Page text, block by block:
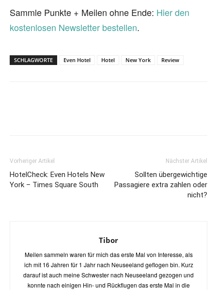
Sammle Punkte + Meilen ohne Ende: Hier den
kostenlosen Newsletter bestellen.
SCHLAGWORTE Even Hotel Hotel New York Review
Vorheriger Artikel
HotelCheck: Even Hotels New
York – Times Square South
Nächster Artikel
Sollten übergewichtige
Passagiere extra zahlen oder
nicht?
Tibor
Meilen sammeln waren für mich das erste Mal von Interesse, als
ich mit 16 Jahren für 1 Jahr nach Neuseeland geflogen bin. Kurz
darauf ist auch meine Schwester nach Neuseeland gezogen und
konnte nach einigen Hin- und Rückflugen das erste Mal in die